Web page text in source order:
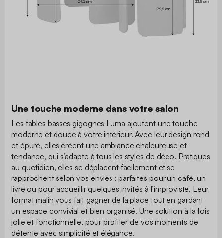
Une touche moderne dans votre salon
Les tables basses gigognes Luma ajoutent une touche
moderne et douce à votre intérieur. Avec leur design rond
et épuré, elles créent une ambiance chaleureuse et
tendance, qui s’adapte à tous les styles de déco. Pratiques
au quotidien, elles se déplacent facilement et se
rapprochent selon vos envies : parfaites pour un café, un
livre ou pour accueillir quelques invités à l’improviste. Leur
format malin vous fait gagner de la place tout en gardant
un espace convivial et bien organisé. Une solution à la fois
jolie et fonctionnelle, pour profiter de vos moments de
détente avec simplicité et élégance.